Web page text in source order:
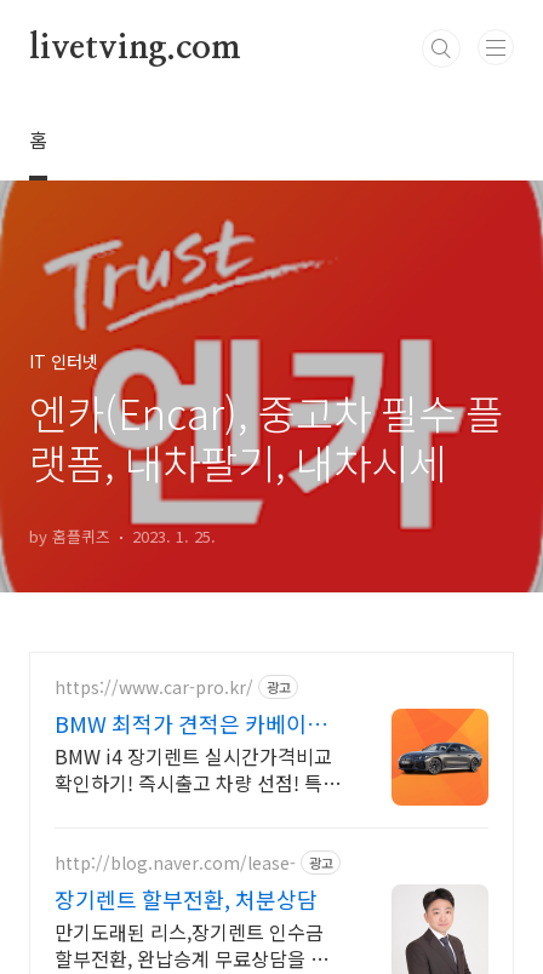
livetving.com
홈
IT 인터넷
엔카(Encar), 중고차 필수 플
랫폼, 내차팔기, 내차시세
by 홈플퀴즈 2023. 1. 25.
https://www.car-pro.kr/ 광고
BMW 최적가 견적은 카베이
BMW 특가차량 무료견적
BMW i4 장기렌트 실시간가격비교
확인하기! 즉시출고 차량 선점! 특가
출고 선점하세요.
http://blog.naver.com/lease- 광고
장기렌트 할부전환, 처분상담
만기도래된 리스,장기렌트 인수금
할부전환, 완납승계 무료상담을 통